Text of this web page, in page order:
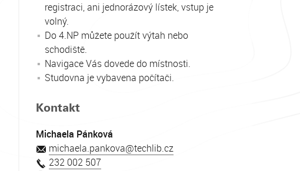
registraci, ani jednorázový lístek, vstup je
volný.
Do 4.NP můžete použít výtah nebo
schodiště.
Navigace Vás dovede do místnosti.
Studovna je vybavena počítači.
Kontakt
Michaela Pánková
michaela.pankova@techlib.cz
232 002 507